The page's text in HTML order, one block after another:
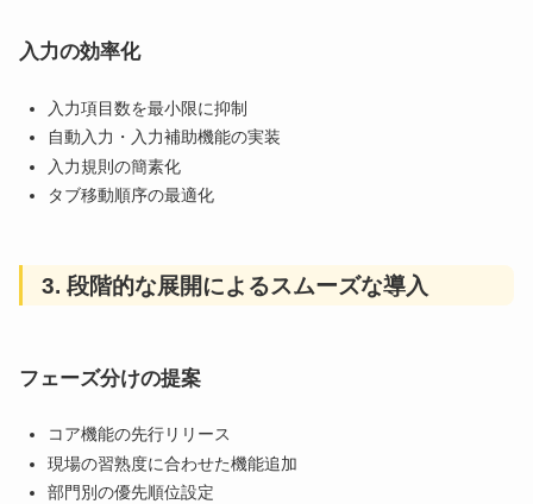
入力の効率化
入力項目数を最小限に抑制
自動入力・入力補助機能の実装
入力規則の簡素化
タブ移動順序の最適化
3. 段階的な展開によるスムーズな導入
フェーズ分けの提案
コア機能の先行リリース
現場の習熟度に合わせた機能追加
部門別の優先順位設定